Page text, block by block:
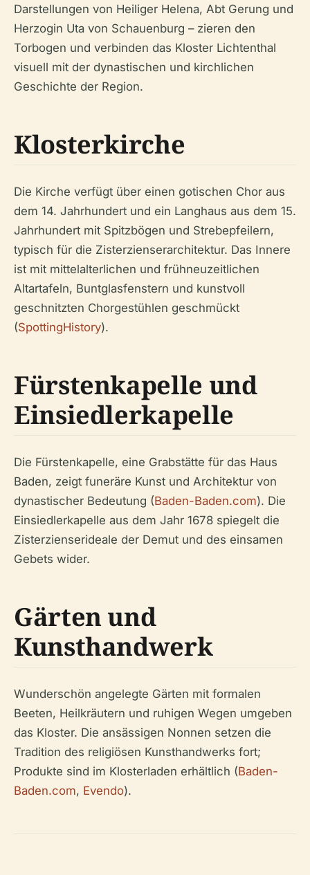
Darstellungen von Heiliger Helena, Abt Gerung und
Herzogin Uta von Schauenburg – zieren den
Torbogen und verbinden das Kloster Lichtenthal
visuell mit der dynastischen und kirchlichen
Geschichte der Region.
Klosterkirche
Die Kirche verfügt über einen gotischen Chor aus
dem 14. Jahrhundert und ein Langhaus aus dem 15.
Jahrhundert mit Spitzbögen und Strebepfeilern,
typisch für die Zisterzienserarchitektur. Das Innere
ist mit mittelalterlichen und frühneuzeitlichen
Altartafeln, Buntglasfenstern und kunstvoll
geschnitzten Chorgestühlen geschmückt
(SpottingHistory).
Fürstenkapelle und
Einsiedlerkapelle
Die Fürstenkapelle, eine Grabstätte für das Haus
Baden, zeigt funeräre Kunst und Architektur von
dynastischer Bedeutung (Baden-Baden.com). Die
Einsiedlerkapelle aus dem Jahr 1678 spiegelt die
Zisterzienserideale der Demut und des einsamen
Gebets wider.
Gärten und
Kunsthandwerk
Wunderschön angelegte Gärten mit formalen
Beeten, Heilkräutern und ruhigen Wegen umgeben
das Kloster. Die ansässigen Nonnen setzen die
Tradition des religiösen Kunsthandwerks fort;
Produkte sind im Klosterladen erhältlich (Baden-
Baden.com, Evendo).